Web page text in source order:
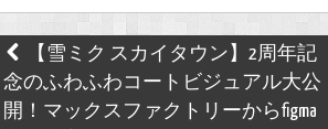
Post
navigation
【雪ミク スカイタウン】2周年記
念のふわふわコートビジュアル大公
開！マックスファクトリーからfigma